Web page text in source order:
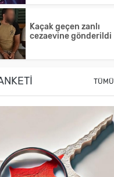
Kaçak geçen zanlı
cezaevine gönderildi
TÜMÜ